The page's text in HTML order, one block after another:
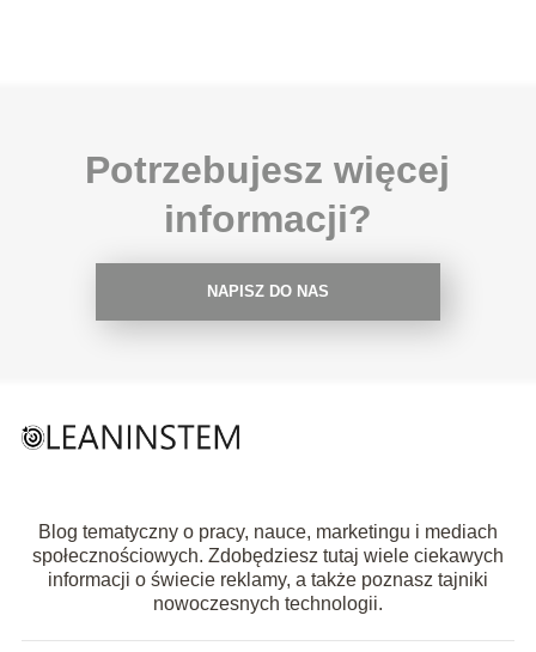
Potrzebujesz więcej
informacji?
NAPISZ DO NAS
Blog tematyczny o pracy, nauce, marketingu i mediach
społecznościowych. Zdobędziesz tutaj wiele ciekawych
informacji o świecie reklamy, a także poznasz tajniki
nowoczesnych technologii.